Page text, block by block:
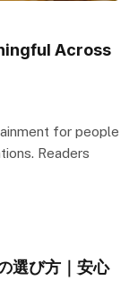
Across
for people
Readers
選び方｜安心